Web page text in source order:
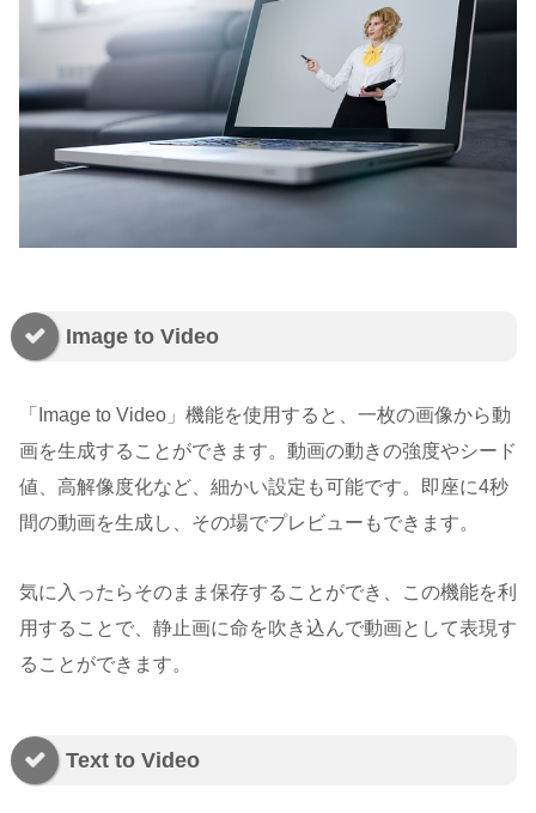
Image to Video
「Image to Video」機能を使用すると、一枚の画像から動
画を生成することができます。動画の動きの強度やシード
値、高解像度化など、細かい設定も可能です。即座に4秒
間の動画を生成し、その場でプレビューもできます。
気に入ったらそのまま保存することができ、この機能を利
用することで、静止画に命を吹き込んで動画として表現す
ることができます。
Text to Video